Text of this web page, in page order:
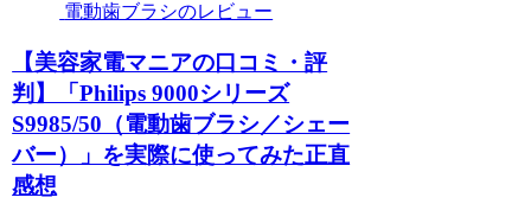
電動歯ブラシのレビュー
【美容家電マニアの口コミ・評
判】「Philips 9000シリーズ
S9985/50（電動歯ブラシ／シェー
バー）」を実際に使ってみた正直
感想